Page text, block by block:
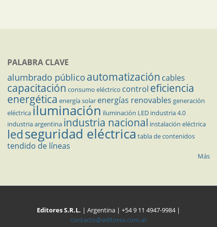
PALABRA CLAVE
alumbrado público automatización cables
capacitación consumo eléctrico control eficiencia
energética energía solar energías renovables generación
eléctricailuminación iluminación LED industria 4.0
industria argentina industria nacional instalación eléctrica
ledseguridad eléctrica tabla de contenidos
tendido de líneas
Más
Editores S.R.L. | Argentina | +54 9 11 4947-9984 |
contacto@editores.com.ar